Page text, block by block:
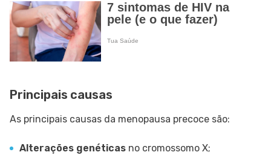
Principais causas
As principais causas da menopausa precoce são:
Alterações genéticas no cromossomo X;